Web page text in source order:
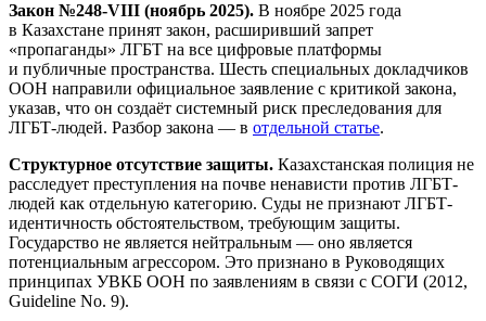
Закон №248-VIII (ноябрь 2025). В ноябре 2025 года
в Казахстане принят закон, расширивший запрет
«пропаганды» ЛГБТ на все цифровые платформы
и публичные пространства. Шесть специальных докладчиков
ООН направили официальное заявление с критикой закона,
указав, что он создаёт системный риск преследования для
ЛГБТ-людей. Разбор закона — в отдельной статье.
Структурное отсутствие защиты. Казахстанская полиция не
расследует преступления на почве ненависти против ЛГБТ-
людей как отдельную категорию. Суды не признают ЛГБТ-
идентичность обстоятельством, требующим защиты.
Государство не является нейтральным — оно является
потенциальным агрессором. Это признано в Руководящих
принципах УВКБ ООН по заявлениям в связи с СОГИ (2012,
Guideline No. 9).